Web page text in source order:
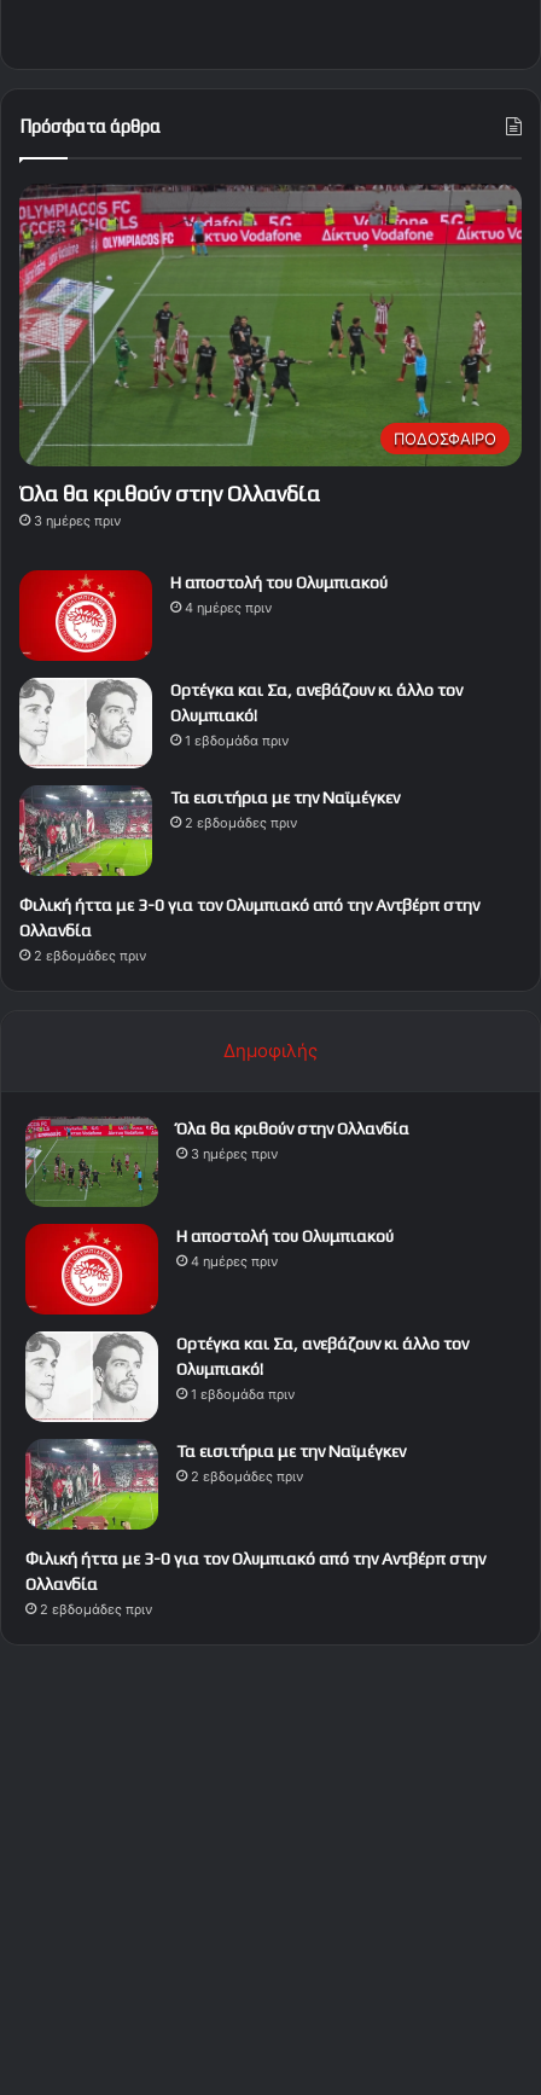
Πρόσφατα άρθρα
ΠΟΔΟΣΦΑΙΡΟ
Όλα θα κριθούν στην Ολλανδία
3 ημέρες πριν
Η αποστολή του Ολυμπιακού
4 ημέρες πριν
Ορτέγκα και Σα, ανεβάζουν κι άλλο τον
Ολυμπιακό!
1 εβδομάδα πριν
Τα εισιτήρια με την Ναϊμέγκεν
2 εβδομάδες πριν
Φιλική ήττα με 3-0 για τον Ολυμπιακό από την Αντβέρπ στην
Ολλανδία
2 εβδομάδες πριν
Δημοφιλής
Όλα θα κριθούν στην Ολλανδία
3 ημέρες πριν
Η αποστολή του Ολυμπιακού
4 ημέρες πριν
Ορτέγκα και Σα, ανεβάζουν κι άλλο τον
Ολυμπιακό!
1 εβδομάδα πριν
Τα εισιτήρια με την Ναϊμέγκεν
2 εβδομάδες πριν
Φιλική ήττα με 3-0 για τον Ολυμπιακό από την Αντβέρπ στην
Ολλανδία
2 εβδομάδες πριν